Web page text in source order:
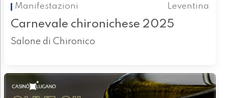
Manifestazioni Leventina
Carnevale chironichese 2025
Salone di Chironico